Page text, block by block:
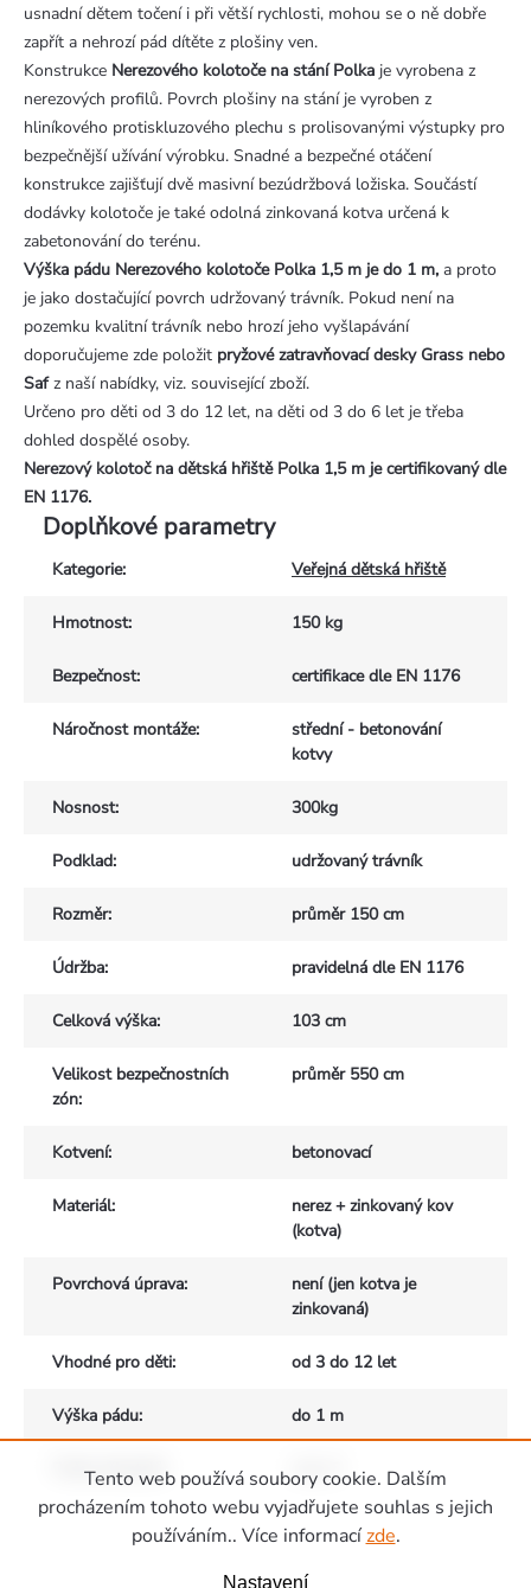
Tento web používá soubory cookie. Dalším
procházením tohoto webu vyjadřujete souhlas s jejich
používáním.. Více informacízde.
Nastavení
usnadní dětem točení i při větší rychlosti, mohou se o ně dobře
zapřít a nehrozí pád dítěte z plošiny ven.
Konstrukce Nerezového kolotoče na stání Polka je vyrobena z
nerezových profilů. Povrch plošiny na stání je vyroben z
hliníkového protiskluzového plechu s prolisovanými výstupky pro
bezpečnější užívání výrobku. Snadné a bezpečné otáčení
konstrukce zajišťují dvě masivní bezúdržbová ložiska. Součástí
dodávky kolotoče je také odolná zinkovaná kotva určená k
zabetonování do terénu.
Výška pádu Nerezového kolotoče Polka 1,5 m je do 1 m, a proto
je jako dostačující povrch udržovaný trávník. Pokud není na
pozemku kvalitní trávník nebo hrozí jeho vyšlapávání
doporučujeme zde položit pryžové zatravňovací desky Grass nebo
Safz naší nabídky, viz. související zboží.
Určeno pro děti od 3 do 12 let, na děti od 3 do 6 let je třeba
dohled dospělé osoby.
Nerezový kolotoč na dětská hřiště Polka 1,5 m je certifikovaný dle
EN 1176.
Doplňkové parametry
Kategorie: Veřejná dětská hřiště
Hmotnost: 150 kg
Bezpečnost: certifikace dle EN 1176
Náročnost montáže:
střední - betonování
kotvy
Nosnost: 300kg
Podklad: udržovaný trávník
Rozměr: průměr 150 cm
Údržba: pravidelná dle EN 1176
Celková výška: 103 cm
Velikost bezpečnostních
zón:
průměr 550 cm
Kotvení: betonovací
Materiál:
nerez + zinkovaný kov
(kotva)
Povrchová úprava:
není (jen kotva je
zinkovaná)
Vhodné pro děti: od 3 do 12 let
Výška pádu: do 1 m
Počet uživatelů :
Zápatí